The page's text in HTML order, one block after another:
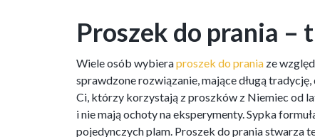
Proszek do prania –
Wiele osób wybieraproszek do prania ze
sprawdzone rozwiązanie, mające długą
Ci, którzy korzystają z proszków z Niemiec od
i nie mają ochoty na eksperymenty. Sypka
pojedynczych plam. Proszek do prania stwarza